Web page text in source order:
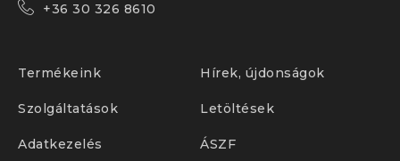
+36 30 326 8610
Termékeink Hírek, újdonságok
Szolgáltatások Letöltések
Adatkezelés ÁSZF